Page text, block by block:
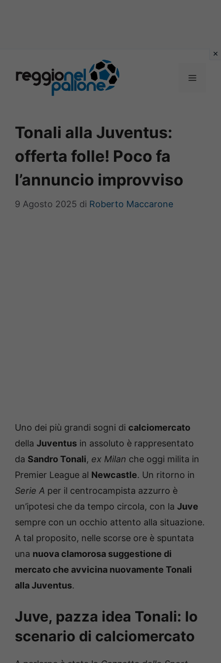
contenuto
MENU
Tonali alla Juventus:
offerta folle! Poco fa
l’annuncio improvviso
9 Agosto 2025 di Roberto Maccarone
Uno dei più grandi sogni di calciomercato
della Juventus in assoluto è rappresentato
da Sandro Tonali, ex Milan che oggi milita in
Premier League al Newcastle. Un ritorno in
Serie A per il centrocampista azzurro è
un’ipotesi che da tempo circola, con la Juve
sempre con un occhio attento alla situazione.
A tal proposito, nelle scorse ore è spuntata
una nuova clamorosa suggestione di
mercato che avvicina nuovamente Tonali
alla Juventus.
Juve, pazza idea Tonali: lo
scenario di calciomercato